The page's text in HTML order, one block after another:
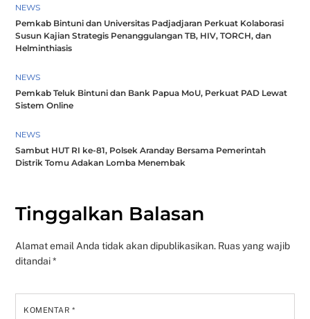
NEWS
Pemkab Bintuni dan Universitas Padjadjaran Perkuat Kolaborasi
Susun Kajian Strategis Penanggulangan TB, HIV, TORCH, dan
Helminthiasis
NEWS
Pemkab Teluk Bintuni dan Bank Papua MoU, Perkuat PAD Lewat
Sistem Online
NEWS
Sambut HUT RI ke-81, Polsek Aranday Bersama Pemerintah
Distrik Tomu Adakan Lomba Menembak
Tinggalkan Balasan
Alamat email Anda tidak akan dipublikasikan. Ruas yang wajib
ditandai*
KOMENTAR*